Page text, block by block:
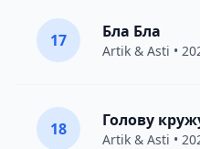
17 Бла Бла
Artik & Asti •
18 Голову
Artik & Asti •